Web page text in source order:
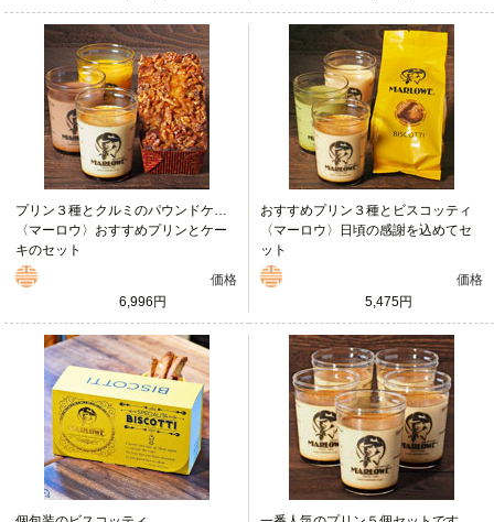
プリン３種とクルミのパウンドケーキ
〈マーロウ〉おすすめプリンとケー
キのセット
価格
6,996円
おすすめプリン３種とビスコッティ
〈マーロウ〉日頃の感謝を込めてセ
ット
価格
5,475円